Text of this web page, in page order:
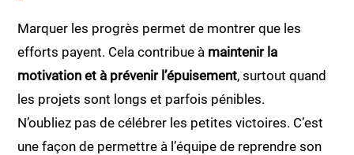
Marquer les progrès permet de montrer que les
efforts payent. Cela contribue à maintenir la
motivation et à prévenir l’épuisement, surtout quand
les projets sont longs et parfois pénibles.
N’oubliez pas de célébrer les petites victoires. C’est
une façon de permettre à l’équipe de reprendre son